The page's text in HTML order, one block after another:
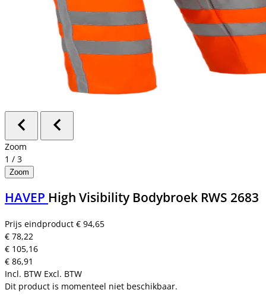
Zoom
1 / 3
Zoom
HAVEP High Visibility Bodybroek RWS 2683
Prijs eindproduct € 94,65
€ 78,22
€ 105,16
€ 86,91
Incl. BTW Excl. BTW
Dit product is momenteel niet beschikbaar.